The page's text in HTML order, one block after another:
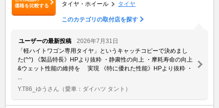
価格を比較する
タイヤ・ホイール タイヤ
このカテゴリの取付店を探す
ユーザーの最新投稿
2026年7月31日
「軽ハイトワゴン専用タイヤ」というキャッチコピーで決めまし
た(^^) 《製品特長》HPより抜粋 ・静粛性の向上 ・摩耗寿命の向上
&ウェット性能の維持を 実現 《特に優れた性能》HPより抜粋 ・
Y.T86_ゆうさん （愛車：ダイハツ タント）